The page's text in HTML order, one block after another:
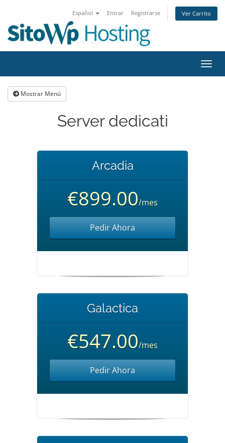
Español Entrar Registrarse Ver Carrito
Mostrar Menú
Server dedicati
Arcadia
€899.00/mes
Pedir Ahora
Galactica
€547.00/mes
Pedir Ahora